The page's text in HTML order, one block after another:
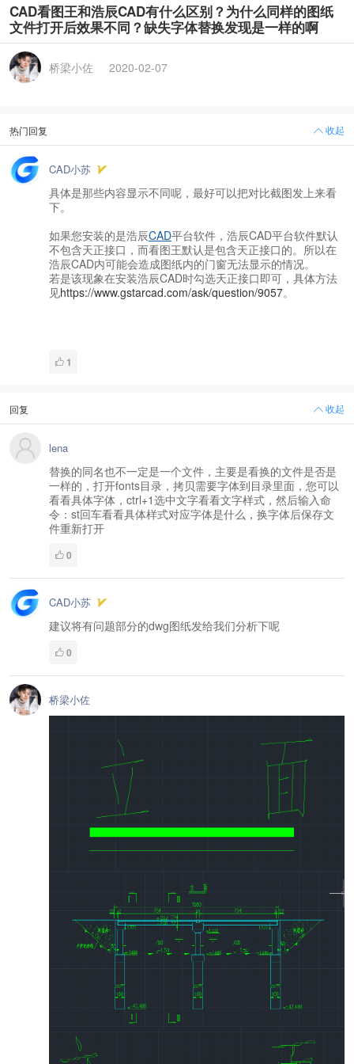
CAD看图王和浩辰CAD有什么区别？为什么同样的图纸
文件打开后效果不同？缺失字体替换发现是一样的啊
桥梁小佐 2020-02-07
热门回复 收起
CAD小苏
具体是那些内容显示不同呢，最好可以把对比截图发上来看
下。
如果您安装的是浩辰CAD平台软件，浩辰CAD平台软件默认
不包含天正接口，而看图王默认是包含天正接口的。所以在
浩辰CAD内可能会造成图纸内的门窗无法显示的情况。
若是该现象在安装浩辰CAD时勾选天正接口即可，具体方法
见https://www.gstarcad.com/ask/question/9057。
1
回复 收起
lena
替换的同名也不一定是一个文件，主要是看换的文件是否是
一样的，打开fonts目录，拷贝需要字体到目录里面，您可以
看看具体字体，ctrl+1选中文字看看文字样式，然后输入命
令：st回车看看具体样式对应字体是什么，换字体后保存文
件重新打开
0
CAD小苏
建议将有问题部分的dwg图纸发给我们分析下呢
0
桥梁小佐